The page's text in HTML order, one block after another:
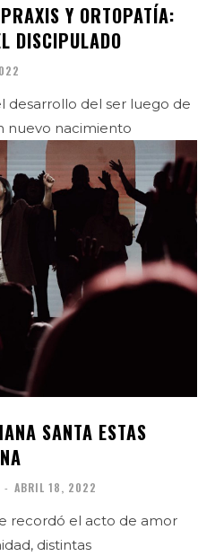
Y ORTOPATÍA:
DISCIPULADO
desarrollo del ser luego de
nuevo nacimiento
SANTA ESTAS
- ABRIL 18, 2022
recordó el acto de amor
distintas